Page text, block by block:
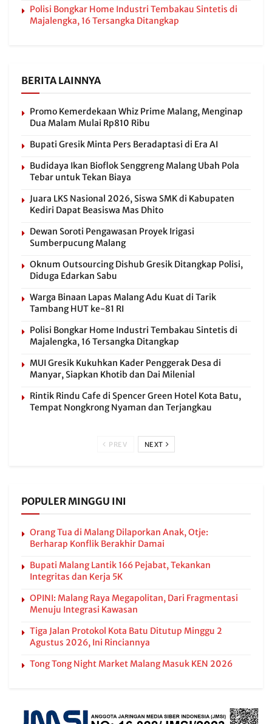
Polisi Bongkar Home Industri Tembakau Sintetis di
Majalengka, 16 Tersangka Ditangkap
BERITA LAINNYA
Promo Kemerdekaan Whiz Prime Malang, Menginap
Dua Malam Mulai Rp810 Ribu
Bupati Gresik Minta Pers Beradaptasi di Era AI
Budidaya Ikan Bioflok Senggreng Malang Ubah Pola
Tebar untuk Tekan Biaya
Juara LKS Nasional 2026, Siswa SMK di Kabupaten
Kediri Dapat Beasiswa Mas Dhito
Dewan Soroti Pengawasan Proyek Irigasi
Sumberpucung Malang
Oknum Outsourcing Dishub Gresik Ditangkap Polisi,
Diduga Edarkan Sabu
Warga Binaan Lapas Malang Adu Kuat di Tarik
Tambang HUT ke-81 RI
Polisi Bongkar Home Industri Tembakau Sintetis di
Majalengka, 16 Tersangka Ditangkap
MUI Gresik Kukuhkan Kader Penggerak Desa di
Manyar, Siapkan Khotib dan Dai Milenial
Rintik Rindu Cafe di Spencer Green Hotel Kota Batu,
Tempat Nongkrong Nyaman dan Terjangkau
PREV NEXT
POPULER MINGGU INI
Orang Tua di Malang Dilaporkan Anak, Otje:
Berharap Konflik Berakhir Damai
Bupati Malang Lantik 166 Pejabat, Tekankan
Integritas dan Kerja 5K
OPINI: Malang Raya Megapolitan, Dari Fragmentasi
Menuju Integrasi Kawasan
Tiga Jalan Protokol Kota Batu Ditutup Minggu 2
Agustus 2026, Ini Rinciannya
Tong Tong Night Market Malang Masuk KEN 2026